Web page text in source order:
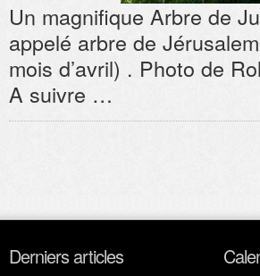
Un magnifique Arbre de
appelé arbre de
mois d’avril) . Photo de
A suivre …
Derniers articles